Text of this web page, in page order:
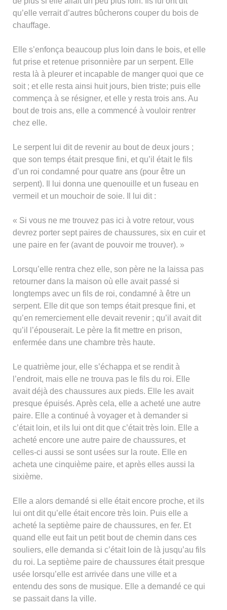
qu’elle verrait d’autres bûcherons couper du bois de
chauffage.
Elle s’enfonça beaucoup plus loin dans le bois, et elle
fut prise et retenue prisonnière par un serpent. Elle
resta là à pleurer et incapable de manger quoi que ce
soit ; et elle resta ainsi huit jours, bien triste; puis elle
commença à se résigner, et elle y resta trois ans. Au
bout de trois ans, elle a commencé à vouloir rentrer
chez elle.
Le serpent lui dit de revenir au bout de deux jours ;
que son temps était presque fini, et qu’il était le fils
d’un roi condamné pour quatre ans (pour être un
serpent). Il lui donna une quenouille et un fuseau en
vermeil et un mouchoir de soie. Il lui dit :
« Si vous ne me trouvez pas ici à votre retour, vous
devrez porter sept paires de chaussures, six en cuir et
une paire en fer (avant de pouvoir me trouver). »
Lorsqu’elle rentra chez elle, son père ne la laissa pas
retourner dans la maison où elle avait passé si
longtemps avec un fils de roi, condamné à être un
serpent. Elle dit que son temps était presque fini, et
qu’en remerciement elle devait revenir ; qu’il avait dit
qu’il l’épouserait. Le père la fit mettre en prison,
enfermée dans une chambre très haute.
Le quatrième jour, elle s’échappa et se rendit à
l’endroit, mais elle ne trouva pas le fils du roi. Elle
avait déjà des chaussures aux pieds. Elle les avait
presque épuisés. Après cela, elle a acheté une autre
paire. Elle a continué à voyager et à demander si
c’était loin, et ils lui ont dit que c’était très loin. Elle a
acheté encore une autre paire de chaussures, et
celles-ci aussi se sont usées sur la route. Elle en
acheta une cinquième paire, et après elles aussi la
sixième.
Elle a alors demandé si elle était encore proche, et ils
lui ont dit qu’elle était encore très loin. Puis elle a
acheté la septième paire de chaussures, en fer. Et
quand elle eut fait un petit bout de chemin dans ces
souliers, elle demanda si c’était loin de là jusqu’au fils
du roi. La septième paire de chaussures était presque
usée lorsqu’elle est arrivée dans une ville et a
entendu des sons de musique. Elle a demandé ce qui
se passait dans la ville.